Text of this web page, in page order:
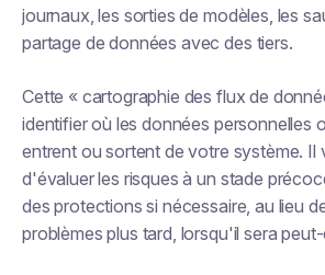
journaux, les sorties de modèles, les
partage de données avec des tiers.
Cette « cartographie des flux de
identifier où les données personnelles
entrent ou sortent de votre système. Il
d'évaluer les risques à un stade
des protections si nécessaire, au lieu
problèmes plus tard, lorsqu'il sera